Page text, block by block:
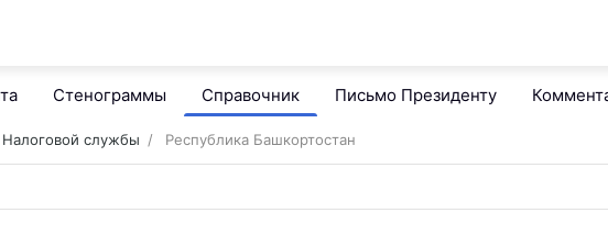
Стенограммы Справочник Письмо Президенту
службы Республика Башкортостан